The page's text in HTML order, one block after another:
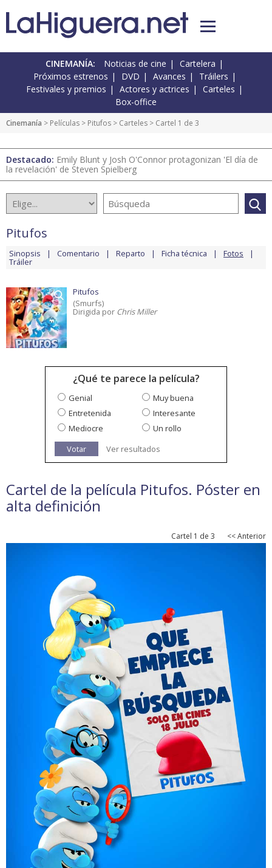
CINEMANÍA: Noticias de cine
Cartelera
Próximos estrenos
DVD Avances
Tráilers
Festivales y premios
Actores y actrices
Carteles
Box-office
Cinemanía > Películas > Pitufos > Carteles > Cartel 1 de 3
Destacado: Emily Blunt y Josh O'Connor protagonizan 'El día de
la revelación' de Steven Spielberg
Pitufos
Sinopsis Comentario Reparto Ficha técnica Fotos
Tráiler
Pitufos
(Smurfs)
Dirigida por Chris Miller
¿Qué te parece la película?
Genial
Muy buena
Entretenida
Interesante
Mediocre
Un rollo
Votar
Ver resultados
Cartel de la película Pitufos. Póster en
alta definición
Cartel 1 de 3 << Anterior